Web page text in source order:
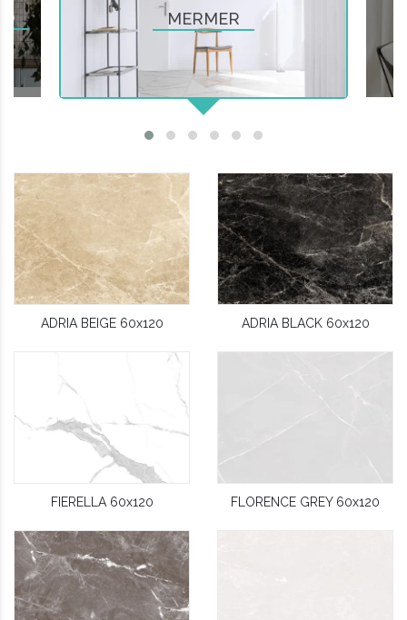
MERMER
ADRIA BEIGE 60x120 ADRIA BLACK 60x120
FIERELLA 60x120 FLORENCE GREY 60x120